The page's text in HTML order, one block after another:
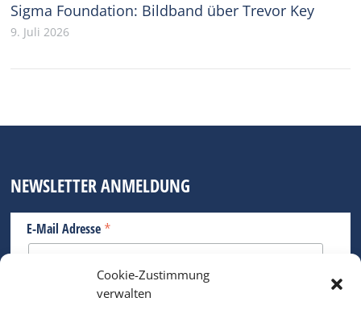
Cookie-Zustimmung
verwalten
Sigma Foundation: Bildband über Trevor Key
9. Juli 2026
NEWSLETTER ANMELDUNG
E-Mail Adresse *
Bitte geben Sie Ihre E-Mail Adresse ein.